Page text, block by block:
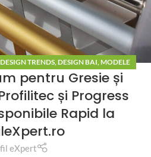
DESIGN TRENDS,DESIGN BAI,MODELE
, PROGRESS PROFILE
pentru Gresie și
și Progress
Rapid la
eXpert